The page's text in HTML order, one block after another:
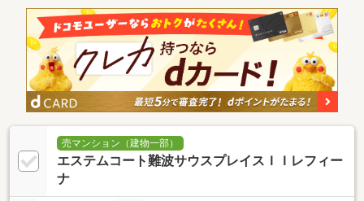
売マンション（建物一部）
エステムコート難波サウスプレイスＩＩレフィー
ナ